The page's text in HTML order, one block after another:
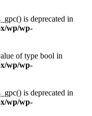
is deprecated in
wp/wp-
of type bool in
wp/wp-
is deprecated in
wp/wp-